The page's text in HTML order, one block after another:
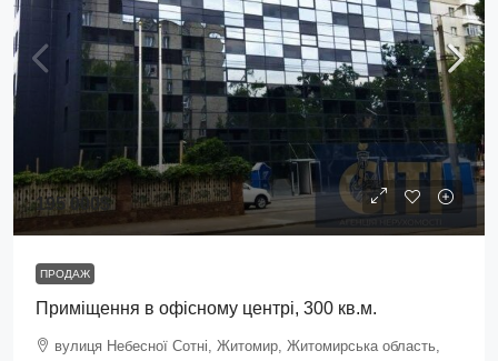
195 000$
ПРОДАЖ
Приміщення в офісному центрі, 300 кв.м.
вулиця Небесної Сотні, Житомир, Житомирська область,